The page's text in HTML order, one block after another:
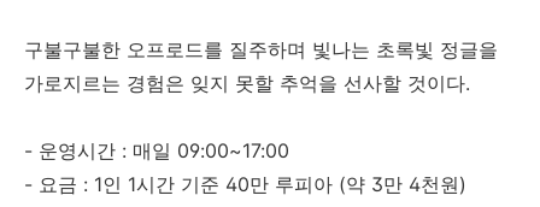
구불구불한 오프로드를 질주하며 빛나는 초록빛 정글을
가로지르는 경험은 잊지 못할 추억을 선사할 것이다.
- 운영시간 : 매일 09:00~17:00
- 요금 : 1인 1시간 기준 40만 루피아 (약 3만 4천원)